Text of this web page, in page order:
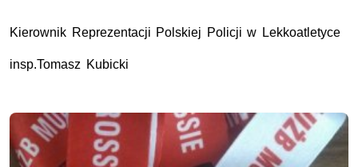
Kierownik Reprezentacji Polskiej Policji w Lekkoatletyce
insp.Tomasz Kubicki